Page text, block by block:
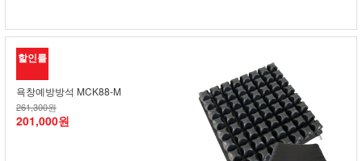
할인률
욕창예방방석 MCK88-M
261,300원
201,000원